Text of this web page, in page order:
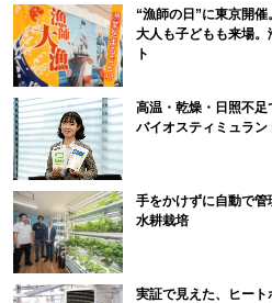
“漁師の日”に東京開
大人も子どもも来場
ト
高温・乾燥・日照不足
バイオスティミュラン
手をかけずに自動で
水耕栽培
実証で見えた、ヒート